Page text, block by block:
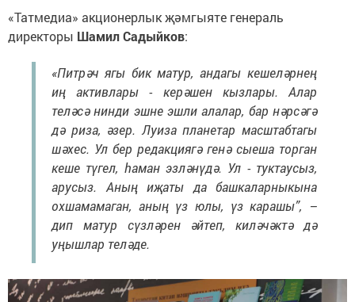
«Татмедиа» акционерлык җәмгыяте генераль
директоры Шамил Садыйков:
«Питрәч ягы бик матур, андагы кешеләрнең
иң активлары - керәшен кызлары. Алар
теләсә нинди эшне эшли алалар, бар нәрсәгә
дә риза, әзер. Луиза планетар масштабтагы
шәхес. Ул бер редакциягә генә сыеша торган
кеше түгел, һаман эзләнүдә. Ул - туктаусыз,
арусыз. Аның иҗаты да башкаларныкына
охшамамаган, аның үз юлы, үз карашы”, –
дип матур сүзләрен әйтеп, киләчәктә дә
уңышлар теләде.